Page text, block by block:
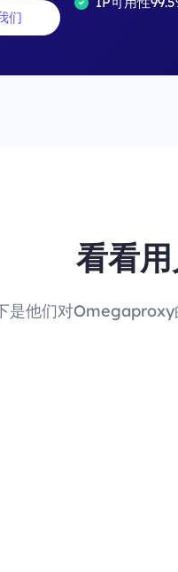
们
看看
他们对Omegaproxy